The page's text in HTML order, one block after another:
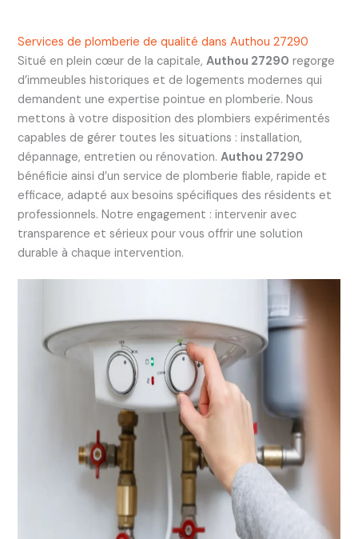
Services de plomberie de qualité dans Authou 27290
Situé en plein cœur de la capitale, Authou 27290 regorge
d’immeubles historiques et de logements modernes qui
demandent une expertise pointue en plomberie. Nous
mettons à votre disposition des plombiers expérimentés
capables de gérer toutes les situations : installation,
dépannage, entretien ou rénovation. Authou 27290
bénéficie ainsi d’un service de plomberie fiable, rapide et
efficace, adapté aux besoins spécifiques des résidents et
professionnels. Notre engagement : intervenir avec
transparence et sérieux pour vous offrir une solution
durable à chaque intervention.